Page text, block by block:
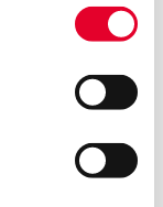
de
gedeelte
de voorzijde